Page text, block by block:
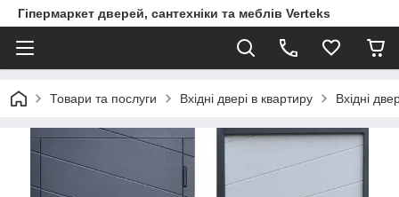
Гіпермаркет дверей, сантехніки та меблів Verteks
Товари та послуги Вхідні двері в квартиру Вхідні